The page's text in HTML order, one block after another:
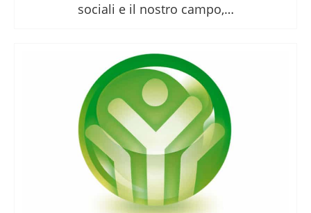
sociali e il nostro campo,…